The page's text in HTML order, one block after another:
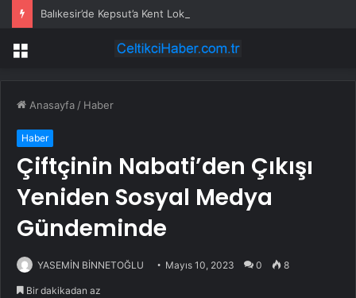
Balıkesir’de Kepsut’a Kent Lokantası ve altyapı desteği
Menü
Anasayfa / Haber
Haber
Çiftçinin Nabati’den Çıkışı
Yeniden Sosyal Medya
Gündeminde
YASEMİN BİNNETOĞLU Mayıs 10, 2023 0 8
Bir dakikadan az